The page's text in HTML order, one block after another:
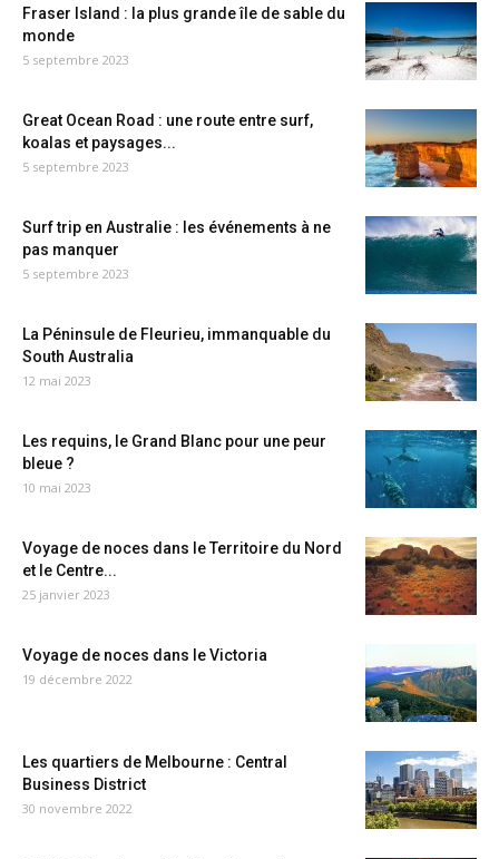
Fraser Island : la plus grande île de sable du
monde
5 septembre 2023
Great Ocean Road : une route entre surf,
koalas et paysages...
5 septembre 2023
Surf trip en Australie : les événements à ne
pas manquer
5 septembre 2023
La Péninsule de Fleurieu, immanquable du
South Australia
12 mai 2023
Les requins, le Grand Blanc pour une peur
bleue ?
10 mai 2023
Voyage de noces dans le Territoire du Nord
et le Centre...
25 janvier 2023
Voyage de noces dans le Victoria
19 décembre 2022
Les quartiers de Melbourne : Central
Business District
30 novembre 2022